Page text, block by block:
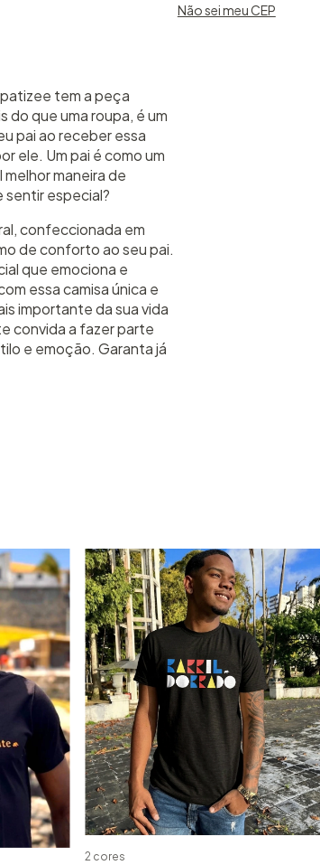
Não sei meu CEP
tem a peça
do que uma roupa, é um
pai ao receber essa
ele. Um pai é como um
maneira de
sentir especial?
confeccionada em
de conforto ao seu pai.
que emociona e
essa camisa única e
importante da sua vida
convida a fazer parte
e emoção. Garanta já
2 cores